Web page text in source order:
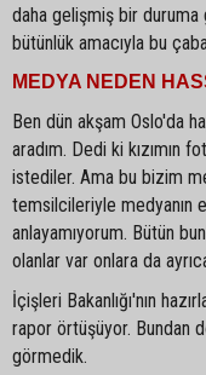
daha gelişmiş bir
bütünlük amacıyla bu
MEDYA NEDEN
Ben dün akşam Oslo'da
aradım. Dedi ki kızımın
istediler. Ama bu bizim
temsilcileriyle medyanın
anlayamıyorum. Bütün
olanlar var onlara da
İçişleri Bakanlığı'nın
rapor örtüşüyor. Bundan
görmedik.